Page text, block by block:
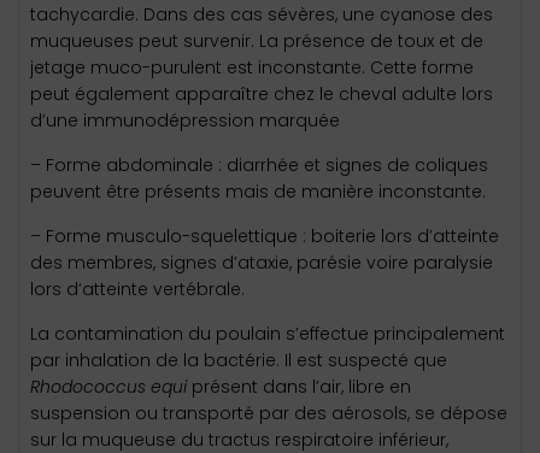
tachycardie. Dans des cas sévères, une cyanose des
muqueuses peut survenir. La présence de toux et de
jetage muco-purulent est inconstante. Cette forme
peut également apparaître chez le cheval adulte lors
d’une immunodépression marquée
– Forme abdominale : diarrhée et signes de coliques
peuvent être présents mais de manière inconstante.
– Forme musculo-squelettique : boiterie lors d’atteinte
des membres, signes d’ataxie, parésie voire paralysie
lors d’atteinte vertébrale.
La contamination du poulain s’effectue principalement
par inhalation de la bactérie. Il est suspecté que
Rhodococcus equi présent dans l’air, libre en
suspension ou transporté par des aérosols, se dépose
sur la muqueuse du tractus respiratoire inférieur,